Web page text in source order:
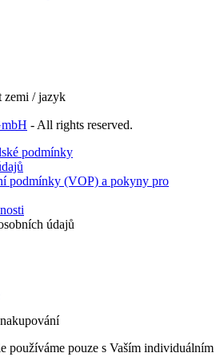
zemi / jazyk
- All rights reserved.
podmínky
podmínky (VOP) a pokyny pro
údajů
používáme pouze s Vaším individuálním